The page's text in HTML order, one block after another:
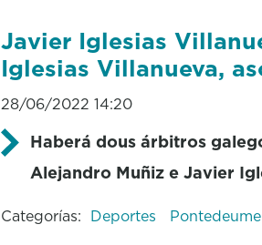
Javier Iglesias
Iglesias Villanueva,
28/06/2022 14:20
Haberá dous árbitros
Alejandro Muñiz e Javier
Categorías: Deportes Pontedeume